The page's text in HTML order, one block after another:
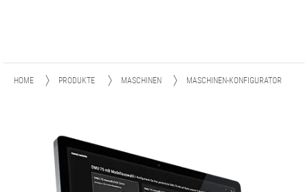
HOME PRODUKTE MASCHINEN MASCHINEN-KONFIGURATOR